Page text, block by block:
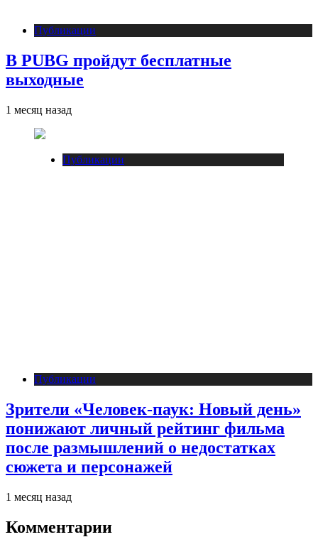
Публикации
В PUBG пройдут бесплатные
выходные
1 месяц назад
Публикации
Публикации
Зрители «Человек-паук: Новый день»
понижают личный рейтинг фильма
после размышлений о недостатках
сюжета и персонажей
1 месяц назад
Комментарии